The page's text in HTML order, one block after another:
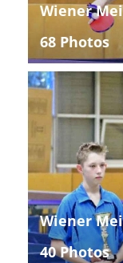
Wiener
68 Photos
Wiener
40 Photos